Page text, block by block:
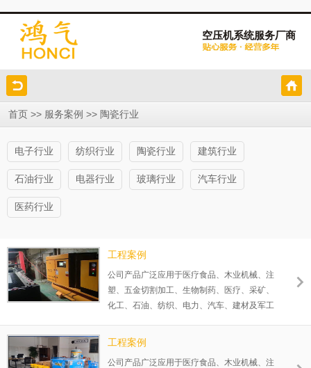
空压机系统服务厂商
首页 >> 服务案例 >> 陶瓷行业
电子行业 纺织行业 陶瓷行业 建筑行业
石油行业 电器行业 玻璃行业 汽车行业
医药行业
工程案例
公司产品广泛应用于医疗食品、木业机械、注
塑、五金切割加工、生物制药、医疗、采矿、
化工、石油、纺织、电力、汽车、建材及军工
空气。为了更加贴近您，公司建立几大仓储运
工程案例
公司产品广泛应用于医疗食品、木业机械、注